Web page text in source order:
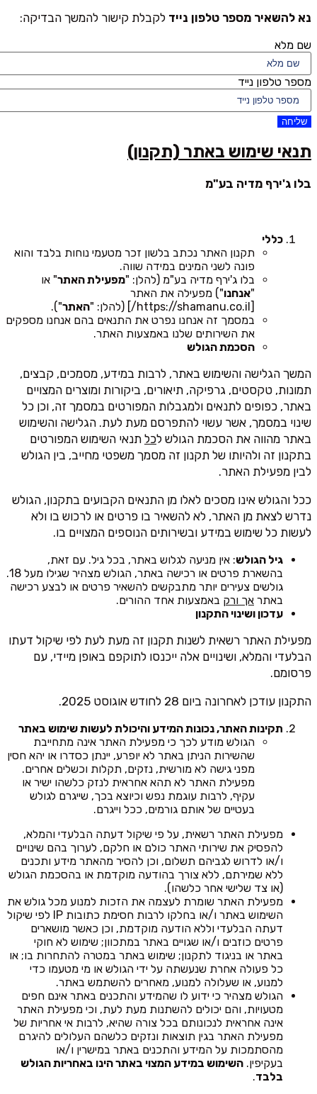
נא להשאיר מספר טלפון נייד לקבלת קישור להמשך הבדיקה:
שם מלא
מספר טלפון נייד
שליחה
תנאי שימוש באתר (תקנון)
בלו ג'ירף מדיה בע"מ
כללי
תקנון האתר נכתב בלשון זכר מטעמי נוחות בלבד והוא
פונה לשני המינים במידה שווה.
בלו ג'ירף מדיה בע"מ (להלן: "מפעילת האתר" או
"אנחנו") מפעילה את האתר
האתר").
במסמך זה אנחנו נפרט את התנאים בהם אנחנו מספקים
את השירותים שלנו באמצעות האתר.
הסכמת הגולש
המשך הגלישה והשימוש באתר, לרבות במידע, מסמכים, קבצים,
תמונות, טקסטים, גרפיקה, תיאורים, ביקורות ומוצרים המצויים
באתר, כפופים לתנאים ולמגבלות המפורטים במסמך זה, וכן כל
שינוי במסמך, אשר עשוי להתפרסם מעת לעת. הגלישה והשימוש
באתר מהווה את הסכמת הגולש לכל תנאי השימוש המפורטים
בתקנון זה ולהיותו של תקנון זה מסמך משפטי מחייב, בין הגולש
לבין מפעילת האתר.
ככל והגולש אינו מסכים לאלו מן התנאים הקבועים בתקנון, הגולש
נדרש לצאת מן האתר, לא להשאיר בו פרטים או לרכוש בו ולא
לעשות כל שימוש במידע ובשירותים הנוספים המצויים בו.
גיל הגולש: אין מניעה לגלוש באתר, בכל גיל. עם זאת,
בהשארת פרטים או רכישה באתר, הגולש מצהיר שגילו מעל 18.
גולשים צעירים יותר מתבקשים להשאיר פרטים או לבצע רכישה
באתר אך ורק באמצעות אחד ההורים.
עדכון ושינוי התקנון
מפעילת האתר רשאית לשנות תקנון זה מעת לעת לפי שיקול דעתו
הבלעדי והמלא, ושינויים אלה ייכנסו לתוקפם באופן מיידי, עם
פרסומם.
התקנון עודכן לאחרונה ביום 28 לחודש אוגוסט 2025.
תקינות האתר, נכונות המידע והיכולת לעשות שימוש באתר
הגולש מודע לכך כי מפעילת האתר אינה מתחייבת
שהשירות הניתן באתר לא יופרע, יינתן כסדרו או יהא חסין
מפני גישה לא מורשית, נזקים, תקלות וכשלים אחרים.
מפעילת האתר לא תהא אחראית לנזק כלשהו ישיר או
עקיף, לרבות עוגמת נפש וכיוצא בכך, שייגרם לגולש
בעטיים של אותם גורמים, ככל וייגרם.
מפעילת האתר רשאית, על פי שיקול דעתה הבלעדי והמלא,
להפסיק את שירותי האתר כולם או חלקם, לערוך בהם שינויים
ו/או לדרוש לגביהם תשלום, וכן להסיר מהאתר מידע ותכנים
ללא שמירתם, ללא צורך בהודעה מוקדמת או בהסכמת הגולש
(או צד שלישי אחר כלשהו).
מפעילת האתר שומרת לעצמה את הזכות למנוע מכל גולש את
השימוש באתר ו/או בחלקו לרבות חסימת כתובות IP לפי שיקול
דעתה הבלעדי וללא הודעה מוקדמת, וכן כאשר מושארים
פרטים כוזבים ו/או שגויים באתר במתכוון; שימוש לא חוקי
באתר או בניגוד לתקנון; שימוש באתר במטרה להתחרות בו; או
כל פעולה אחרת שנעשתה על ידי הגולש או מי מטעמו כדי
למנוע, או שעלולה למנוע, מאחרים להשתמש באתר.
הגולש מצהיר כי ידוע לו שהמידע והתכנים באתר אינם חפים
מטעויות, והם יכולים להשתנות מעת לעת, וכי מפעילת האתר
אינה אחראית לנכונותם בכל צורה שהיא, לרבות אי אחריות של
מפעילת האתר בגין תוצאות ונזקים כלשהם העלולים להיגרם
מהסתמכות על המידע והתכנים באתר במישרין ו/או
בעקיפין. השימוש במידע המצוי באתר הינו באחריות הגולש
בלבד.